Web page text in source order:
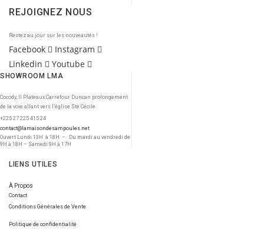
REJOIGNEZ NOUS
Restez au jour sur les nouveautés !
Facebook
Instagram
Linkedin
Youtube
SHOWROOM LMA
Cocody, II Plateaux Carrefour Duncan prolongement
de la voie allant vers l’église Ste Cécile.
+225 27 225 415 24
contact@lamaisondesampoules.net
Ouvert Lundi 13H à 18H – Du mardi au vendredi de
9H à 18H – Samedi 9H à 17H
LIENS UTILES
À Propos
Contact
Conditions Générales de Vente
Politique de confidentialité